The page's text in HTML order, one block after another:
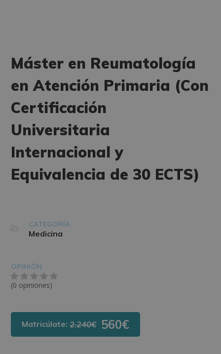
Máster en Reumatología
en Atención Primaria (Con
Certificación
Universitaria
Internacional y
Equivalencia de 30 ECTS)
CATEGORÍA
Medicina
OPINIÓN
(0 opiniones)
Matricúlate:2.240€ 560€